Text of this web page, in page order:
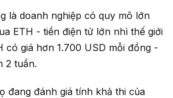
là doanh nghiệp có quy mô lớn
ETH - tiền điện tử lớn nhì thế giới
có giá hơn 1.700 USD mỗi đồng -
2 tuần.
đang đánh giá tính khả thi của